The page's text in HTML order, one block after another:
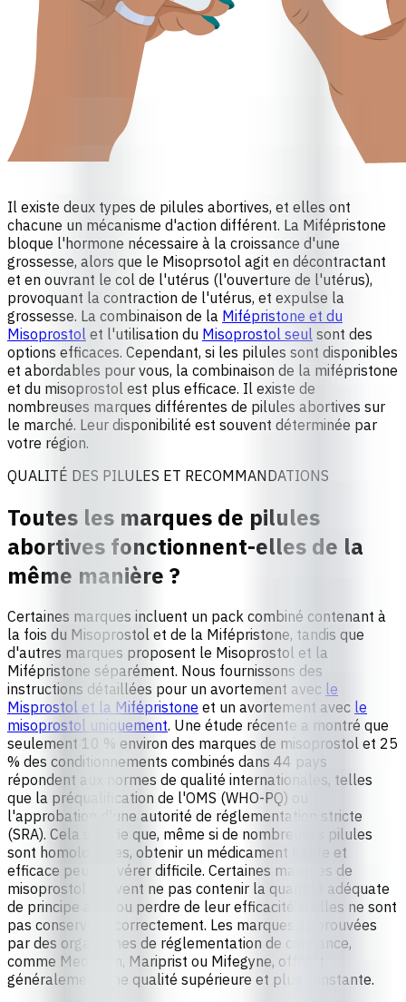
Il existe deux types de pilules abortives, et elles ont
chacune un mécanisme d'action différent. La Mifépristone
bloque l'hormone nécessaire à la croissance d'une
grossesse, alors que le Misoprsotol agit en décontractant
et en ouvrant le col de l'utérus (l'ouverture de l'utérus),
provoquant la contraction de l'utérus, et expulse la
grossesse. La combinaison de la Mifépristone et du
Misoprostol et l'utilisation du Misoprostol seul sont des
options efficaces. Cependant, si les pilules sont disponibles
et abordables pour vous, la combinaison de la mifépristone
et du misoprostol est plus efficace. Il existe de
nombreuses marques différentes de pilules abortives sur
le marché. Leur disponibilité est souvent déterminée par
votre région.
QUALITÉ DES PILULES ET RECOMMANDATIONS
Toutes les marques de pilules
abortives fonctionnent-elles de la
même manière ?
Certaines marques incluent un pack combiné contenant à
la fois du Misoprostol et de la Mifépristone, tandis que
d'autres marques proposent le Misoprostol et la
Mifépristone séparément. Nous fournissons des
instructions détaillées pour un avortement avec le
Misprostol et la Mifépristone et un avortement avec le
misoprostol uniquement. Une étude récente a montré que
seulement 10 % environ des marques de misoprostol et 25
% des conditionnements combinés dans 44 pays
répondent aux normes de qualité internationales, telles
que la préqualification de l'OMS (WHO-PQ) ou
l'approbation d'une autorité de réglementation stricte
(SRA). Cela signifie que, même si de nombreuses pilules
sont homologuées, obtenir un médicament fiable et
efficace peut s'avérer difficile. Certaines marques de
misoprostol
peuvent ne pas contenir la quantité adéquate
de principe actif ou perdre de leur efficacité si elles ne sont
pas conservées correctement. Les marques approuvées
par des organismes de réglementation de confiance,
comme Medabon, Mariprist ou Mifegyne, offrent
généralement une qualité supérieure et plus constante.